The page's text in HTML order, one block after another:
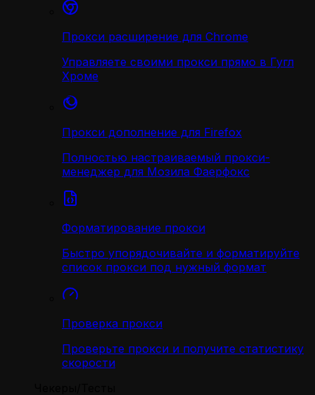
Прокси расширение для Chrome
Управляете своими прокси прямо в Гугл
Хроме
Прокси дополнение для Firefox
Полностью настраиваемый прокси-
менеджер для Мозила Фаерфокс
Форматирование прокси
Быстро упорядочивайте и форматируйте
список прокси под нужный формат
Проверка прокси
Проверьте прокси и получите статистику
скорости